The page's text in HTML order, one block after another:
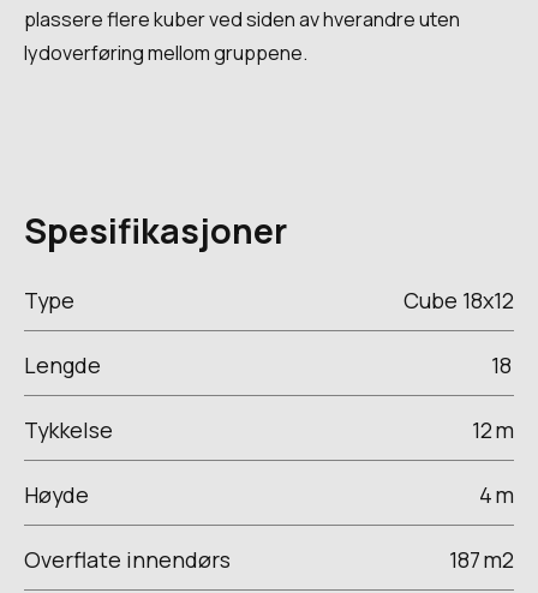
Spesifikasjoner
Type Cube 18x12
Lengde 18
Tykkelse 12m
Høyde 4m
Overflate innendørs 187m2
plassere flere kuber ved siden av hverandre uten
lydoverføring mellom gruppene.